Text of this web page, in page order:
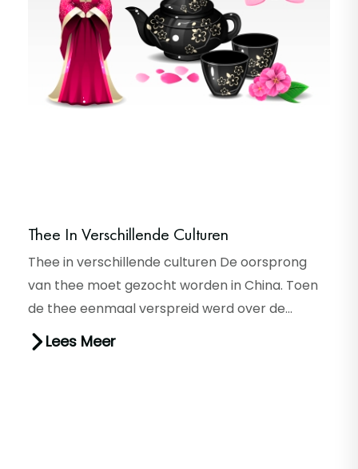
Thee In Verschillende Culturen
Thee in verschillende culturen De oorsprong
van thee moet gezocht worden in China. Toen
de thee eenmaal verspreid werd over de
wereld, kregen verschillende l...
Lees Meer